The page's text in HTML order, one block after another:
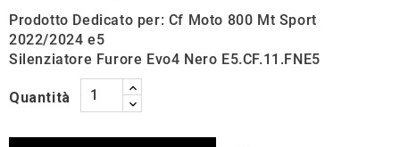
Prodotto Dedicato per: Cf Moto 800 Mt Sport
2022/2024 e5
Silenziatore Furore Evo4 Nero E5.CF.11.FNE5
Quantità